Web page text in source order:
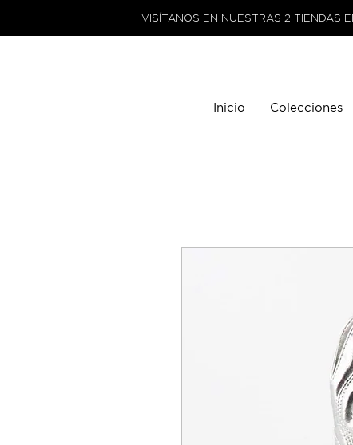
VISÍTANOS EN NUESTRAS 2 TIENDAS
Inicio Colecciones